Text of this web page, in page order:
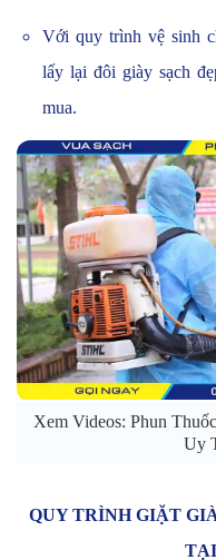
Với quy trình vệ sinh
lấy lại đôi giày sạch
mua.
Xem Videos: Phun
Uy
QUY TRÌNH GIẶT